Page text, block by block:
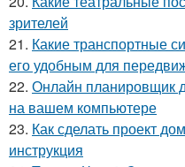
зрителей
21. Какие транспортные
его удобным для
22. Онлайн планировщик
на вашем компьютере
23. Как сделать проект
инструкция